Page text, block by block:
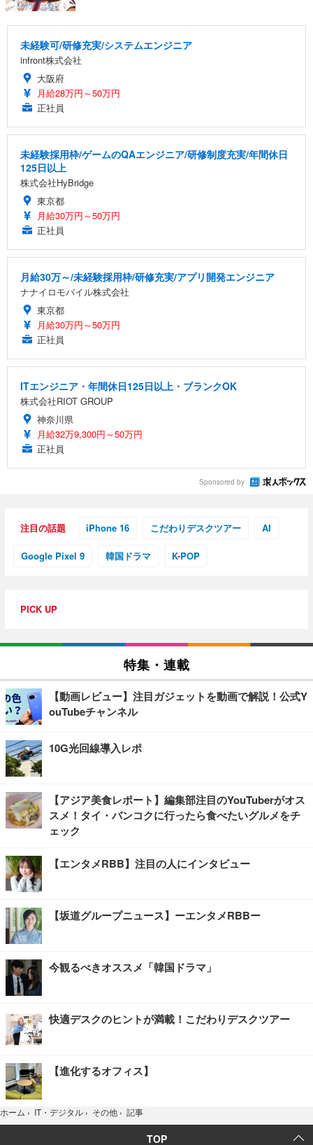
未経験可/研修充実/システムエンジニア
infront株式会社
大阪府
月給28万円～50万円
正社員
未経験採用枠/ゲームのQAエンジニア/研修制度充実/年間休日
125日以上
株式会社HyBridge
東京都
月給30万円～50万円
正社員
月給30万～/未経験採用枠/研修充実/アプリ開発エンジニア
ナナイロモバイル株式会社
東京都
月給30万円～50万円
正社員
ITエンジニア・年間休日125日以上・ブランクOK
株式会社RIOT GROUP
神奈川県
月給32万9,300円～50万円
正社員
Sponsored by
注目の話題 iPhone 16 こだわりデスクツアー AI
Google Pixel 9 韓国ドラマ K-POP
PICK UP
特集・連載
【動画レビュー】注目ガジェットを動画で解説！公式Y
ouTubeチャンネル
10G光回線導入レポ
【アジア美食レポート】編集部注目のYouTuberがオス
スメ！タイ・バンコクに行ったら食べたいグルメをチ
ェック
【エンタメRBB】注目の人にインタビュー
【坂道グループニュース】ーエンタメRBBー
今観るべきオススメ「韓国ドラマ」
快適デスクのヒントが満載！こだわりデスクツアー
【進化するオフィス】
ホーム › IT・デジタル › その他 › 記事
TOP